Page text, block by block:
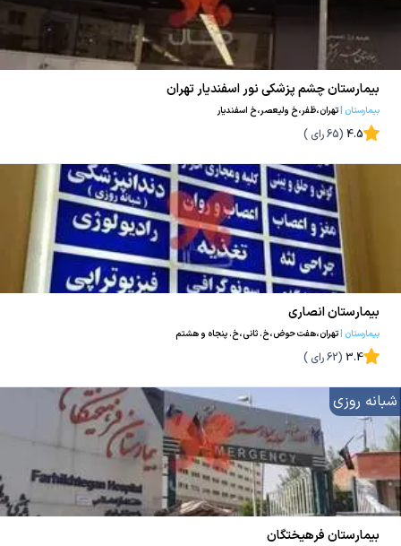
بیمارستان چشم پزشکی نور اسفندیار تهران
بیمارستان |تهران،ظفر،خ ولیعصر،خ اسفندیار
4.5
(
65رای )
بیمارستان انصاری
بیمارستان |تهران،هفت حوض،خ. ثانی،خ. پنجاه و هشتم
3.4
(
62رای )
شبانه روزی
بیمارستان فرهیختگان